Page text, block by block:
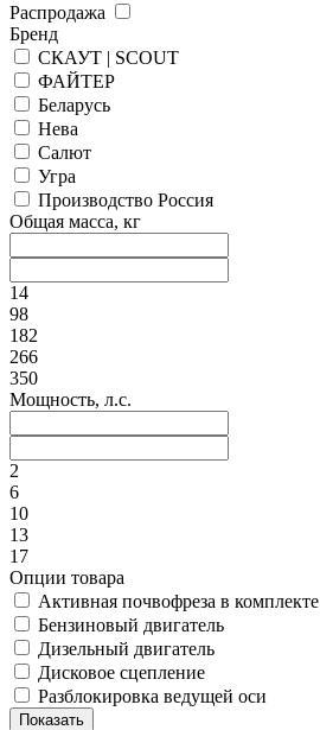
Распродажа
Бренд
СКАУТ | SCOUT
ФАЙТЕР
Беларусь
Нева
Салют
Угра
Производство Россия
Общая масса, кг
14
98
182
266
350
Мощность, л.с.
2
6
10
13
17
Опции товара
Активная почвофреза в комплекте
Бензиновый двигатель
Дизельный двигатель
Дисковое сцепление
Разблокировка ведущей оси